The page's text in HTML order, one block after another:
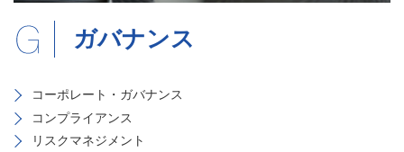
ガバナンス
コーポレート・ガバナンス
コンプライアンス
リスクマネジメント